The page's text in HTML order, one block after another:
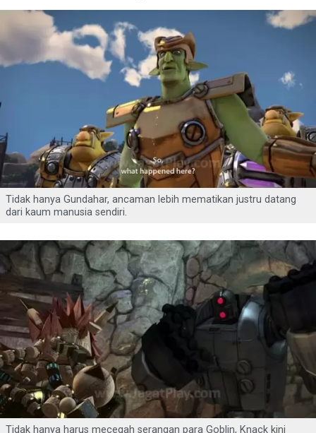
Tidak hanya Gundahar, ancaman lebih mematikan justru datang
dari kaum manusia sendiri.
Tidak hanya harus mecegah serangan para Goblin, Knack kini